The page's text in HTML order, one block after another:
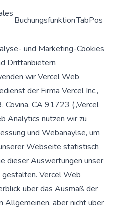
BuchungsfunktionTabPos
und Marketing-Cookies
Drittanbietern
wir Vercel Web
der Firma Vercel Inc.,
CA 91723 („Vercel
Analytics nutzen wir zu
und Webanaylse, um
Webseite statistisch
dieser Auswertungen unser
Vercel Web
über das Ausmaß der
Allgemeinen, aber nicht über